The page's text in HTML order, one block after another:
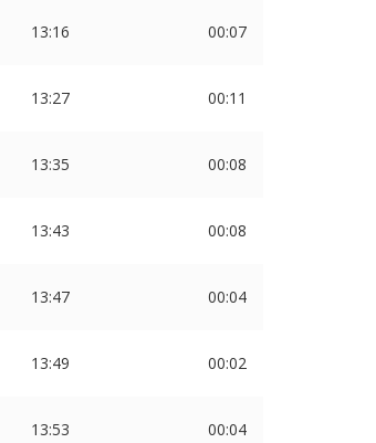
13:16 00:07
13:27 00:11
13:35 00:08
13:43 00:08
13:47 00:04
13:49 00:02
13:53 00:04